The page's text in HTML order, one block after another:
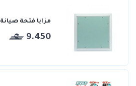
مزايا فتحة صيانة 50-50
9.450